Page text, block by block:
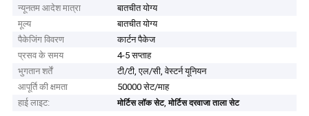
न्यूनतम आदेश मात्रा
बातचीत योग्य
मूल्य
बातचीत योग्य
पैकेजिंग विवरण
कार्टन पैकेज
प्रसव के समय
4-5 सप्ताह
भुगतान शर्तें
टी/टी, एल/सी, वेस्टर्न यूनियन
आपूर्ति की क्षमता
50000 सेट/माह
हाई लाइट:
मोर्टिस लॉक सेट,मोर्टिस दरवाजा ताला सेट